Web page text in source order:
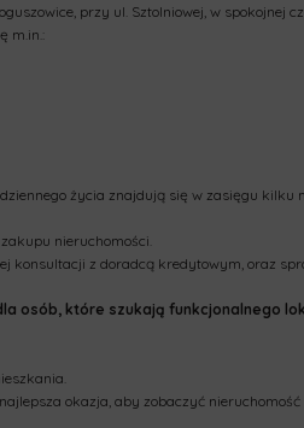
przy ul. Sztolniowej, w spokojnej
m.in.:
życia znajdują się w zasięgu kilku
nieruchomości.
konsultacji z doradcą kredytowym, oraz
osób, które szukają funkcjonalnego
okazja, aby zobaczyć nieruchomość